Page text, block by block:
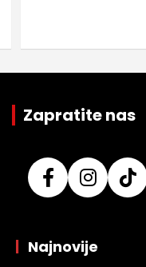
Zapratite nas
| Najnovije